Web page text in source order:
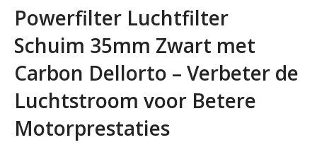
Powerfilter Luchtfilter
Schuim 35mm Zwart met
Carbon Dellorto – Verbeter de
Luchtstroom voor Betere
Motorprestaties